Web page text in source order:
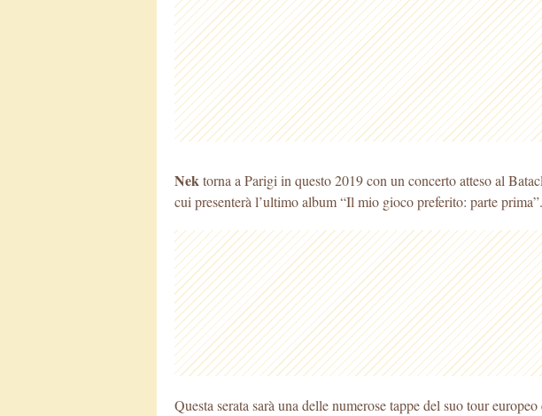
Nektorna a Parigi in questo 2019 con un concerto atteso al
cui presenterà l’ultimo album “Il mio gioco preferito: parte prima”.
Questa serata sarà una delle numerose tappe del suo tour